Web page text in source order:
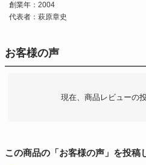
創業年：2004
代表者：萩原章史
お客様の声
現在、商品レビューの
この商品の「お客様の声」を投稿